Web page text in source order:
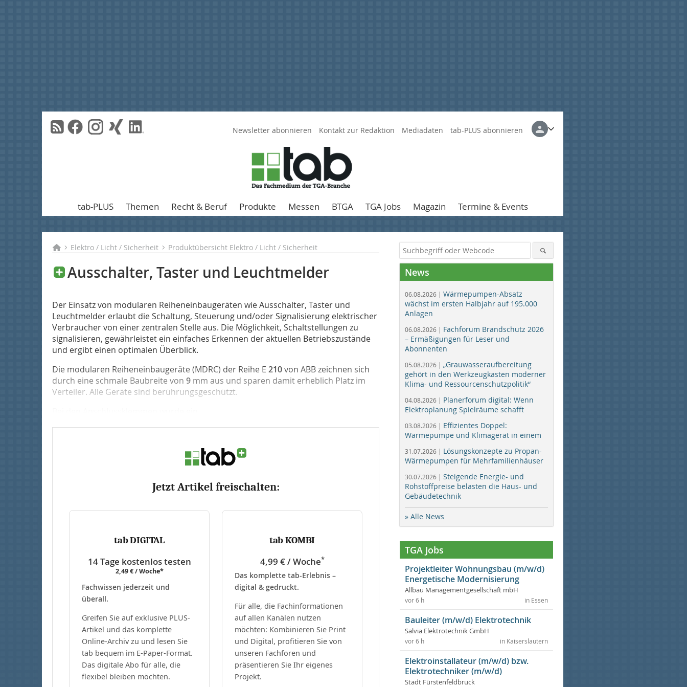
Newsletter abonnieren Kontakt zur Redaktion Mediadaten tab-PLUS abonnieren
tab-PLUS Themen Recht & Beruf Produkte Messen BTGA TGA Jobs Magazin Termine & Events
Elektro / Licht / Sicherheit Produktübersicht Elektro / Licht / Sicherheit
Ausschalter, Taster und Leuchtmelder
Der Einsatz von modularen Reiheneinbaugeräten wie Ausschalter, Taster und
Leuchtmelder erlaubt die Schaltung, Steuerung und/oder Signalisierung elektrischer
Verbraucher von einer zentralen Stelle aus. Die Möglichkeit, Schaltstellungen zu
signalisieren, gewährleistet ein einfaches Erkennen der aktuellen Betriebszustände
und ergibt einen optimalen Überblick.
Die modularen Reiheneinbaugeräte (MDRC) der Reihe E 210von ABB zeichnen sich
durch eine schmale Baubreite von 9 mm aus und sparen damit erheblich Platz im
Verteiler. Alle Geräte sind berührungsgeschützt.
Jetzt Artikel freischalten:
tab DIGITAL
14 Tage kostenlos testen
2,49 € / Woche*
Fachwissen jederzeit und
überall.
Greifen Sie auf exklusive PLUS-
Artikel und das komplette
Online-Archiv zu und lesen Sie
tab bequem im E-Paper-Format.
Das digitale Abo für alle, die
flexibel bleiben möchten.
tab KOMBI
4,99 € / Woche*
Das komplette tab-Erlebnis –
digital & gedruckt.
Für alle, die Fachinformationen
auf allen Kanälen nutzen
möchten: Kombinieren Sie Print
und Digital, profitieren Sie von
unseren Fachforen und
präsentieren Sie Ihr eigenes
Projekt.
News
06.08.2026 | Wärmepumpen-Absatz
wächst im ersten Halbjahr auf 195.000
Anlagen
06.08.2026 | Fachforum Brandschutz 2026
– Ermäßigungen für Leser und
Abonnenten
05.08.2026 | „Grauwasseraufbereitung
gehört in den Werkzeugkasten moderner
Klima- und Ressourcenschutzpolitik“
04.08.2026 | Planerforum digital: Wenn
Elektroplanung Spielräume schafft
03.08.2026 | Effizientes Doppel:
Wärmepumpe und Klimagerät in einem
31.07.2026 | Lösungskonzepte zu Propan-
Wärmepumpen für Mehrfamilienhäuser
30.07.2026 | Steigende Energie- und
Rohstoffpreise belasten die Haus- und
Gebäudetechnik
» Alle News
TGA Jobs
Projektleiter Wohnungsbau (m/w/d)
Energetische Modernisierung
Allbau Managementgesellschaft mbH
in Essen
vor 6 h
Bauleiter (m/w/d) Elektrotechnik
Salvia Elektrotechnik GmbH
in Kaiserslautern
vor 6 h
Elektroinstallateur (m/w/d) bzw.
Elektrotechniker (m/w/d)
Stadt Fürstenfeldbruck